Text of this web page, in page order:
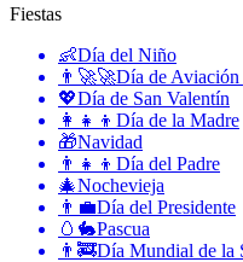
Fiestas
👶Día del Niño
👨‍🚀🚀Día de Aviación
💖Día de San Valentín
👩‍👧‍👦 Día de la Madre
🎁Navidad
👨‍👧‍👦 Día del Padre
🎄Nochevieja
👨‍💼Día del Presidente
🥚🐇Pascua
👨‍🚒Día Mundial de la